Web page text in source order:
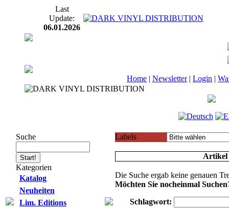
Last
Update:
06.01.2026
Home | Newsletter| Login |
Suche
Kategorien
Katalog
Neuheiten
Lim. Editions
Labels
Artikel
Die Suche ergab keine genauen
Möchten Sie nocheinmal
Schlagwort: